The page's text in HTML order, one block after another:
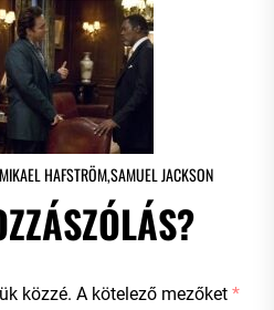
MIKAEL HAFSTRÖM,SAMUEL JACKSON
közzé. A kötelező mezőket *